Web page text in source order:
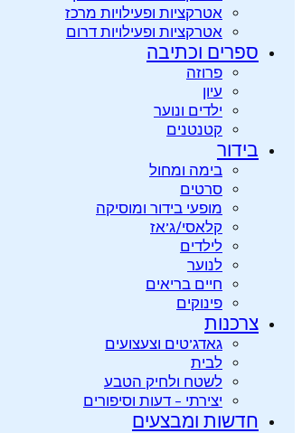
אטרקציות ופעילויות מרכז
אטרקציות ופעילויות דרום
ספרים וכתיבה
פרוזה
עיון
ילדים ונוער
קטנטנים
בידור
בימה ומחול
סרטים
מופעי בידור ומוסיקה
קלאסי/ג’אז
לילדים
לנוער
חיים בריאים
פינוקים
צרכנות
גאדג’טים וצעצועים
לבית
לשטח ולחיק הטבע
יצירתי – דעות וסיפורים
חדשות ומבצעים